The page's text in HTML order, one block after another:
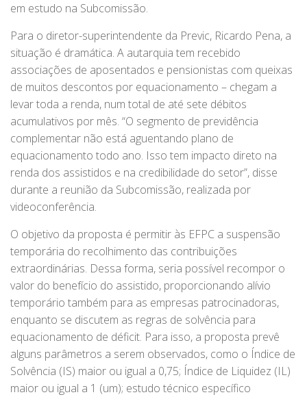
em estudo na Subcomissão.
Para o diretor-superintendente da Previc, Ricardo Pena, a
situação é dramática. A autarquia tem recebido
associações de aposentados e pensionistas com queixas
de muitos descontos por equacionamento – chegam a
levar toda a renda, num total de até sete débitos
acumulativos por mês. “O segmento de previdência
complementar não está aguentando plano de
equacionamento todo ano. Isso tem impacto direto na
renda dos assistidos e na credibilidade do setor”, disse
durante a reunião da Subcomissão, realizada por
videoconferência.
O objetivo da proposta é permitir às EFPC a suspensão
temporária do recolhimento das contribuições
extraordinárias. Dessa forma, seria possível recompor o
valor do benefício do assistido, proporcionando alívio
temporário também para as empresas patrocinadoras,
enquanto se discutem as regras de solvência para
equacionamento de déficit. Para isso, a proposta prevê
alguns parâmetros a serem observados, como o Índice de
Solvência (IS) maior ou igual a 0,75; Índice de Liquidez (IL)
maior ou igual a 1 (um); estudo técnico específico